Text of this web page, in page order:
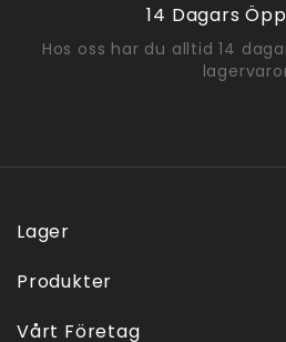
14 Dagars
Hos oss har du alltid 14
Lager
Produkter
Vårt Företag